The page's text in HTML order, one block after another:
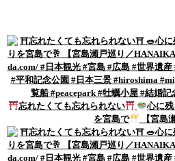
忘れたくても忘れられない
心に
を宮島で
【宮島